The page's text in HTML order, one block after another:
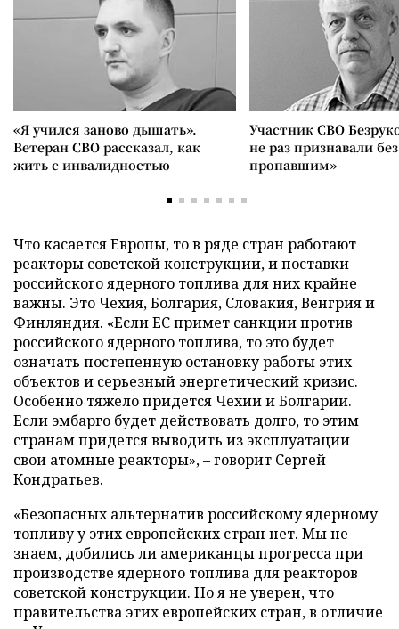
«Я учился заново дышать».
Ветеран СВО рассказал, как
жить с инвалидностью
Участник СВО
не раз признавали
пропавшим»
Что касается Европы, то в ряде стран работают
реакторы советской конструкции, и поставки
российского ядерного топлива для них крайне
важны. Это Чехия, Болгария, Словакия, Венгрия и
Финляндия. «Если ЕС примет санкции против
российского ядерного топлива, то это будет
означать постепенную остановку работы этих
объектов и серьезный энергетический кризис.
Особенно тяжело придется Чехии и Болгарии.
Если эмбарго будет действовать долго, то этим
странам придется выводить из эксплуатации
свои атомные реакторы», – говорит Сергей
Кондратьев.
«Безопасных альтернатив российскому ядерному
топливу у этих европейских стран нет. Мы не
знаем, добились ли американцы прогресса при
производстве ядерного топлива для реакторов
советской конструкции. Но я не уверен, что
правительства этих европейских стран, в отличие